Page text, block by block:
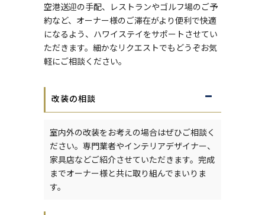
空港送迎の手配、レストランやゴルフ場のご予
約など、オーナー様のご滞在がより便利で快適
になるよう、ハワイステイをサポートさせてい
ただきます。細かなリクエストでもどうぞお気
軽にご相談ください。
改装の相談
室内外の改装をお考えの場合はぜひご相談く
ださい。専門業者やインテリアデザイナー、
家具店などご紹介させていただきます。完成
までオーナー様と共に取り組んでまいりま
す。